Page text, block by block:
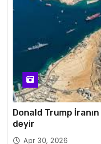
Donald Trump
deyir
Apr 30, 2026